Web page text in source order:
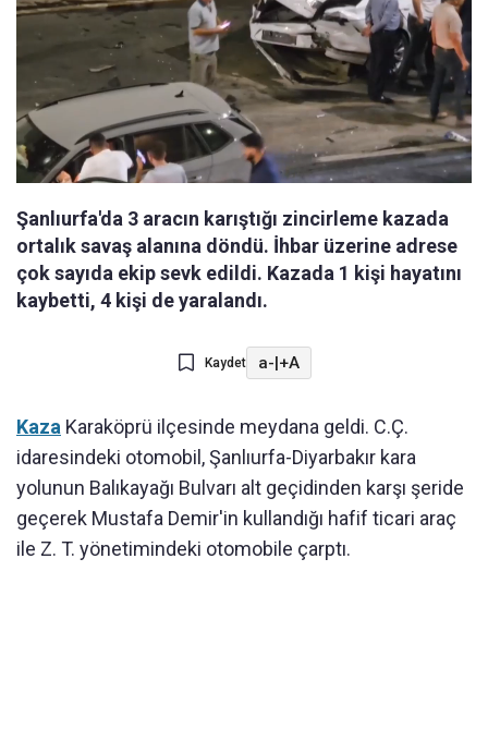
Şanlıurfa'da 3 aracın karıştığı zincirleme kazada
ortalık savaş alanına döndü. İhbar üzerine adrese
çok sayıda ekip sevk edildi. Kazada 1 kişi hayatını
kaybetti, 4 kişi de yaralandı.
Kaydet a-|+A
Kaza Karaköprü ilçesinde meydana geldi. C.Ç.
idaresindeki otomobil, Şanlıurfa-Diyarbakır kara
yolunun Balıkayağı Bulvarı alt geçidinden karşı şeride
geçerek Mustafa Demir'in kullandığı hafif ticari araç
ile Z. T. yönetimindeki otomobile çarptı.